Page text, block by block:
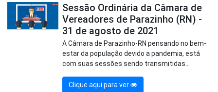
Sessão Ordinária da Câmara de
Vereadores de Parazinho (RN) -
31 de agosto de 2021
A Câmara de Parazinho-RN pensando no bem-
estar da população devido a pandemia, está
com suas sessões sendo transmitidas...
Clique aqui para ver